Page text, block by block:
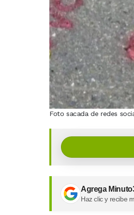
Foto sacada de redes
Agrega
Haz clic y recibe